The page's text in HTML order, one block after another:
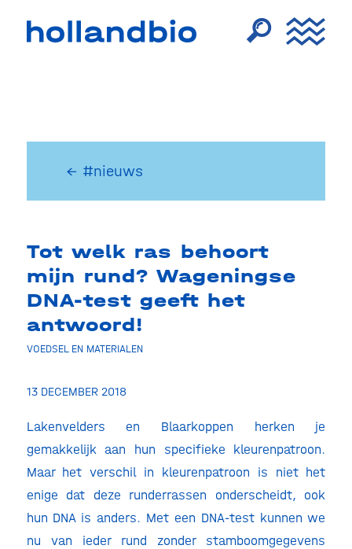
← #nieuws
Tot welk ras behoort
mijn rund? Wageningse
DNA-test geeft het
antwoord!
VOEDSEL EN MATERIALEN
13 DECEMBER 2018
Lakenvelders en Blaarkoppen herken je
gemakkelijk aan hun specifieke kleurenpatroon.
Maar het verschil in kleurenpatroon is niet het
enige dat deze runderrassen onderscheidt, ook
hun DNA is anders. Met een DNA-test kunnen we
nu van ieder rund zonder stamboomgegevens